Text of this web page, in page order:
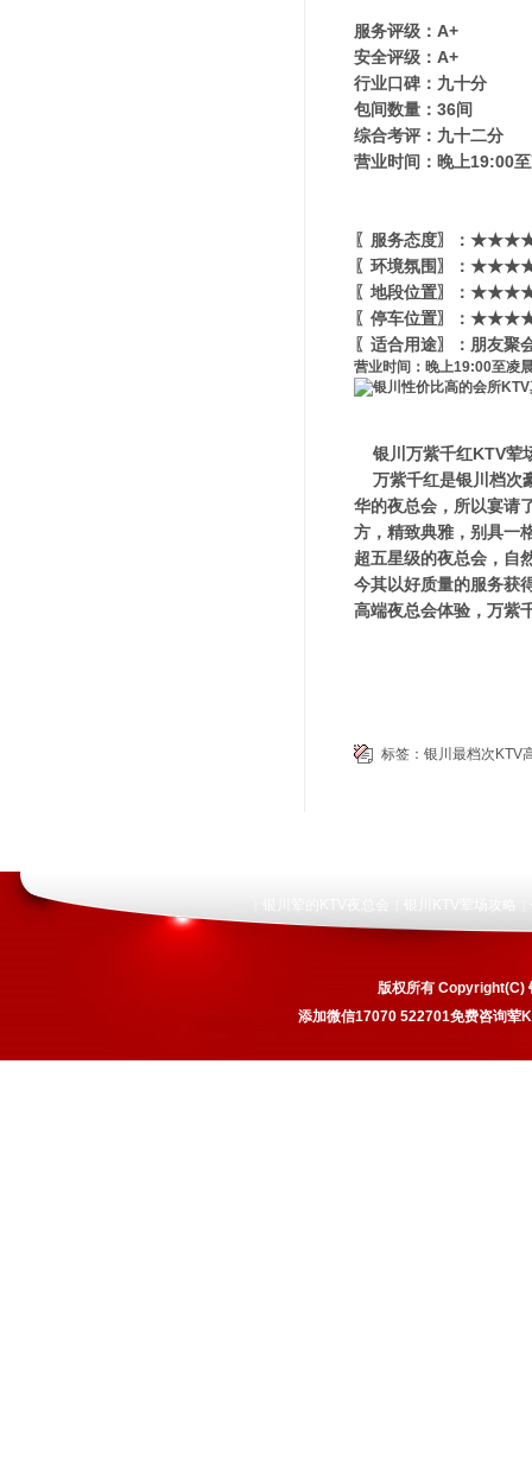
服务评级：A+
安全评级：A+
行业口碑：九十分
包间数量：36间
综合考评：九十二分
营业时间：晚上19:00
〖服务态度〗：
〖环境氛围〗：
〖地段位置〗：
〖停车位置〗：
〖适合用途〗：朋友聚
营业时间：晚上19:00至凌
银川万紫千红KTV荤
万紫千红是银川档次
华的夜总会，所以宴请
方，精致典雅，别具一
超五星级的夜总会，自
今其以好质量的服务获
高端夜总会体验，万紫
标签： 银川最档次KTV
版权所有 Copyright(C)
添加微信17070 522701免费咨询荤